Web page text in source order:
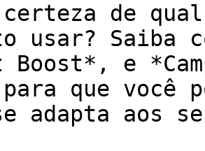
certeza de
usar? Saiba
Boost*, e
que você
adapta aos